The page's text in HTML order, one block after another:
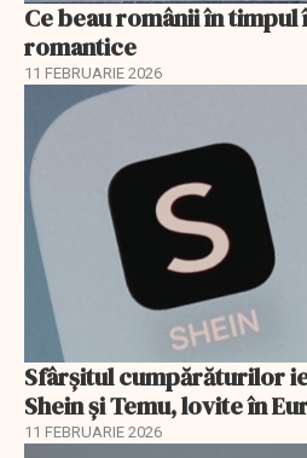
Ce beau românii în
romantice
11 FEBRUARIE 2026
Sfârșitul cumpărăturilor
Shein și Temu, lovite în
11 FEBRUARIE 2026